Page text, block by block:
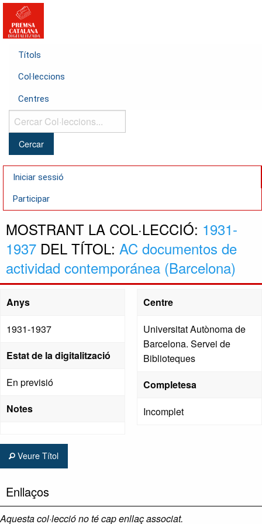
Títols
Col·leccions
Centres
Cercar
Col·leccions...
Iniciar sessió
Participar
MOSTRANT LA COL·LECCIÓ: 1931-
1937 DEL TÍTOL: AC documentos de
actividad contemporánea (Barcelona)
Anys
1931-1937
Estat de la digitalització
En previsió
Notes
Centre
Universitat Autònoma de
Barcelona. Servei de
Biblioteques
Completesa
Incomplet
Veure Títol
Enllaços
Aquesta col·lecció no té cap enllaç associat.